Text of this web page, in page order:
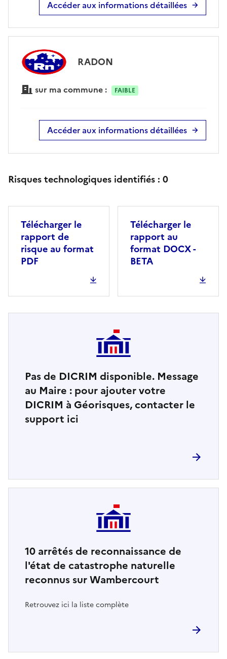
Accéder aux informations détaillées
RADON
sur ma commune : FAIBLE
Accéder aux informations détaillées
Risques technologiques identifiés : 0
Télécharger le
rapport de
risque au format
PDF
Télécharger le
rapport au
format DOCX -
BETA
Pas de DICRIM disponible. Message
au Maire : pour ajouter votre
DICRIM à Géorisques, contacter le
support ici
10 arrêtés de reconnaissance de
l'état de catastrophe naturelle
reconnus sur Wambercourt
Retrouvez ici la liste complète